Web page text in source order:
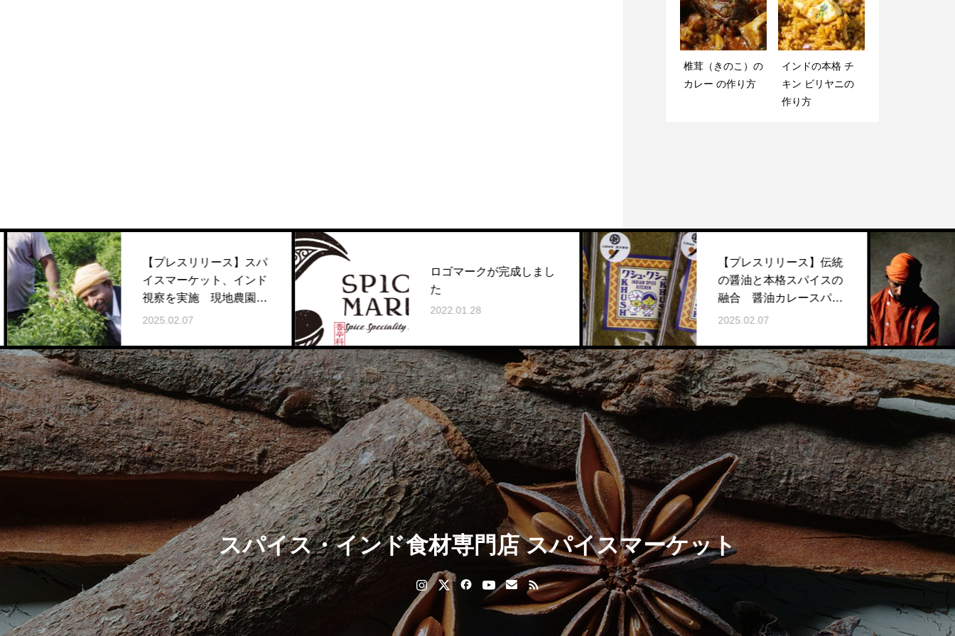
椎茸（きのこ）の
カレー の作り方
インドの本格 チ
キン ビリヤニの
作り方
How to make Dal
エビカライ（Kad
ai Prawn）
【プレスリリース】スパ
イスマーケット、インド
視察を実施 現地農園と
直接取引
2025.02.07
ロゴマークが完成しまし
た
2022.01.28
【プレスリリース】伝統
の醤油と本格スパイスの
融合 醤油カレースパイ
スとスパイスしょうゆ
2025.02.07
スパイス・インド食材専門店 スパイスマーケット